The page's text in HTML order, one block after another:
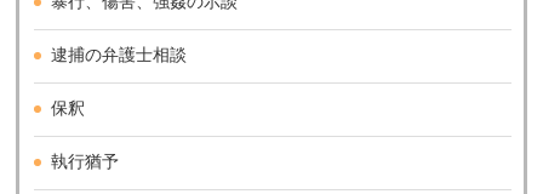
逮捕の弁護士相談
保釈
執行猶予